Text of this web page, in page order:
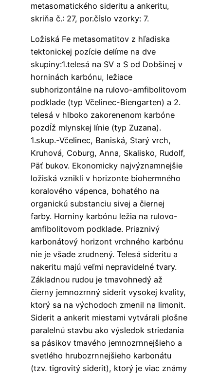
metasomatického sideritu a ankeritu,
skriňa č.: 27, por.číslo vzorky: 7.
Ložiská Fe metasomatitov z hľadiska
tektonickej pozície delíme na dve
skupiny:1.telesá na SV a S od Dobšinej v
horninách karbónu, ležiace
subhorizontálne na rulovo-amfibolitovom
podklade (typ Včelinec-Biengarten) a 2.
telesá v hlboko zakorenenom karbóne
pozdĺž mlynskej línie (typ Zuzana).
1.skup.-Včelinec, Baniská, Starý vrch,
Kruhová, Coburg, Anna, Skalisko, Rudolf,
Päť bukov. Ekonomicky najvýznamnejšie
ložiská vznikli v horizonte biohermného
koralového vápenca, bohatého na
organickú substanciu sivej a čiernej
farby. Horniny karbónu ležia na rulovo-
amfibolitovom podklade. Priaznivý
karbonátový horizont vrchného karbónu
nie je všade zrudnený. Telesá sideritu a
nakeritu majú veľmi nepravidelné tvary.
Základnou rudou je tmavohnedý až
čierny jemnozrnný siderit vysokej kvality,
ktorý sa na východoch zmenil na limonit.
Siderit a ankerit miestami vytvárali plošne
paralelnú stavbu ako výsledok striedania
sa pásikov tmavého jemnozrnnejšieho a
svetlého hrubozrnnejšieho karbonátu
(tzv. tigrovitý siderit), ktorý je viac známy